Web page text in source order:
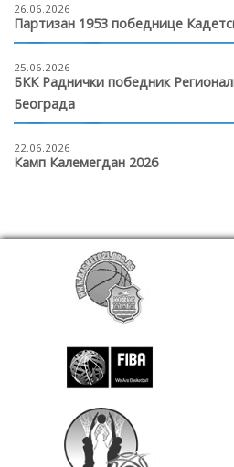
26.06.2026
Партизан 1953 победнице
25.06.2026
БКК Раднички победник
Београда
22.06.2026
Камп Калемегдан 2026